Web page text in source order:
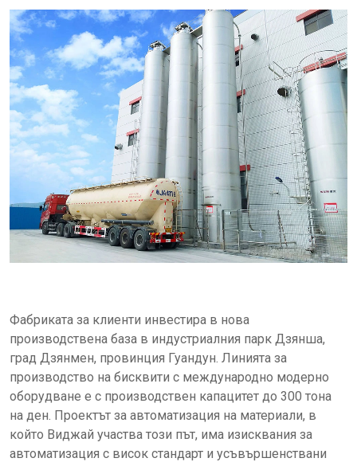
Фабриката за клиенти инвестира в нова
производствена база в индустриалния парк Дзянша,
град Дзянмен, провинция Гуандун. Линията за
производство на бисквити с международно модерно
оборудване е с производствен капацитет до 300 тона
на ден. Проектът за автоматизация на материали, в
който Виджай участва този път, има изисквания за
автоматизация с висок стандарт и усъвършенствани